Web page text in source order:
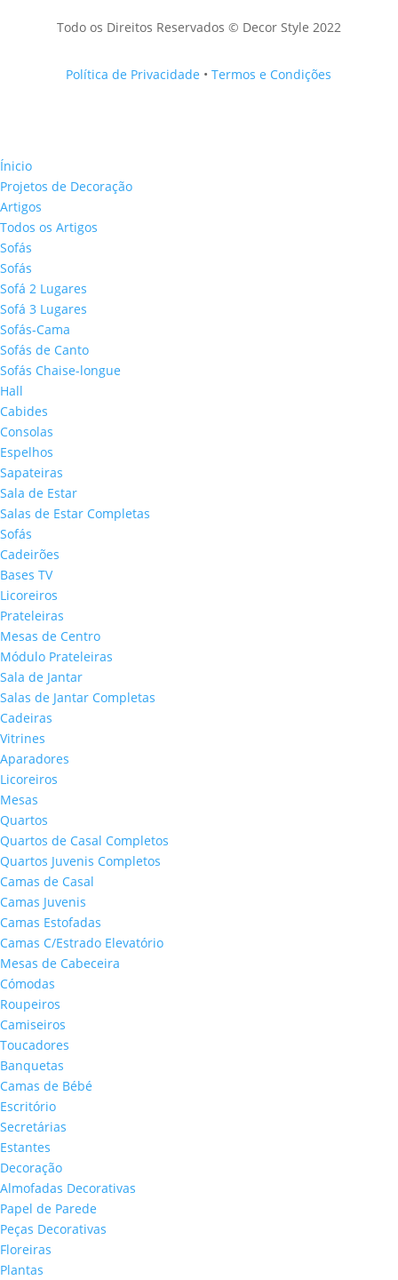
Todo os Direitos Reservados © Decor Style 2022
Política de Privacidade •Termos e Condições
Ínicio
Projetos de Decoração
Artigos
Todos os Artigos
Sofás
Sofás
Sofá 2 Lugares
Sofá 3 Lugares
Sofás-Cama
Sofás de Canto
Sofás Chaise-longue
Hall
Cabides
Consolas
Espelhos
Sapateiras
Sala de Estar
Salas de Estar Completas
Sofás
Cadeirões
Bases TV
Licoreiros
Prateleiras
Mesas de Centro
Módulo Prateleiras
Sala de Jantar
Salas de Jantar Completas
Cadeiras
Vitrines
Aparadores
Licoreiros
Mesas
Quartos
Quartos de Casal Completos
Quartos Juvenis Completos
Camas de Casal
Camas Juvenis
Camas Estofadas
Camas C/Estrado Elevatório
Mesas de Cabeceira
Cómodas
Roupeiros
Camiseiros
Toucadores
Banquetas
Camas de Bébé
Escritório
Secretárias
Estantes
Decoração
Almofadas Decorativas
Papel de Parede
Peças Decorativas
Floreiras
Plantas